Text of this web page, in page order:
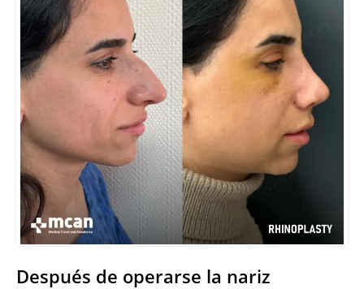
Después de operarse la nariz